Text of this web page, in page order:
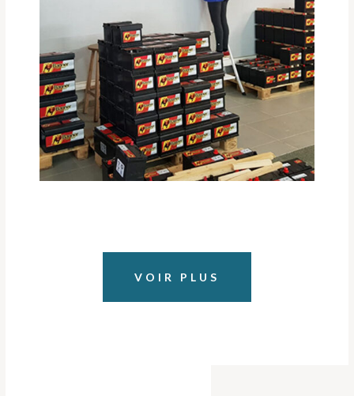
VOIR PLUS